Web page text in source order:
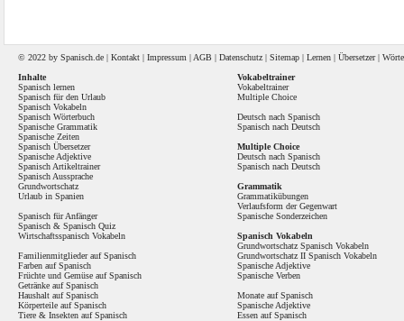
© 2022 by Spanisch .de | Kontakt | Impressum | AGB | Datenschutz | Sitemap | Lernen | Übersetzer|
Inhalte
Spanisch lernen
Spanisch für den Urlaub
Spanisch Vokabeln
Spanisch Wörterbuch
Spanische Grammatik
Spanische Zeiten
Spanisch Übersetzer
Spanische Adjektive
Spanisch Artikeltrainer
Spanisch Aussprache
Grundwortschatz
Urlaub in Spanien
Spanisch für Anfänger
Spanisch & Spanisch Quiz
Wirtschaftsspanisch Vokabeln
Familienmitglieder auf Spanisch
Farben auf Spanisch
Früchte und Gemüse auf Spanisch
Getränke auf Spanisch
Haushalt auf Spanisch
Körperteile auf Spanisch
Tiere & Insekten auf Spanisch
Vokabeltrainer
Vokabeltrainer
Multiple Choice
Deutsch nach Spanisch
Spanisch nach Deutsch
Multiple Choice
Deutsch nach Spanisch
Spanisch nach Deutsch
Grammatik
Grammatikübungen
Verlaufsform der Gegenwart
Spanische Sonderzeichen
Spanisch Vokabeln
Grundwortschatz Spanisch Vokabeln
Grundwortschatz II Spanisch Vokabeln
Spanische Adjektive
Spanische Verben
Monate auf Spanisch
Spanische Adjektive
Essen auf Spanisch